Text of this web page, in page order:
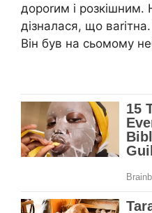
дороrим і розкішним.
дізналася, що
Він був на сьомому